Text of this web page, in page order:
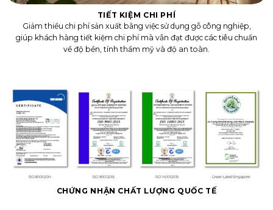
TIẾT KIỆM CHI PHÍ
Giảm thiểu chi phí sản xuất bằng việc sử dụng gỗ công nghiệp,
giúp khách hàng tiết kiệm chi phí mà vẫn đạt được các tiêu chuẩn
về độ bền, tính thẩm mỹ và độ an toàn.
CHỨNG NHẬN CHẤT LƯỢNG QUỐC TẾ